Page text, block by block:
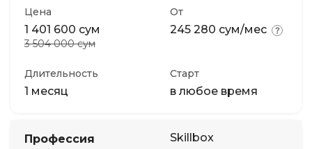
Цена
1 401 600 сум
3 504 000 сум
От
245 280 сум/мес
Длительность
1 месяц
Старт
в любое время
Профессия
Skillbox